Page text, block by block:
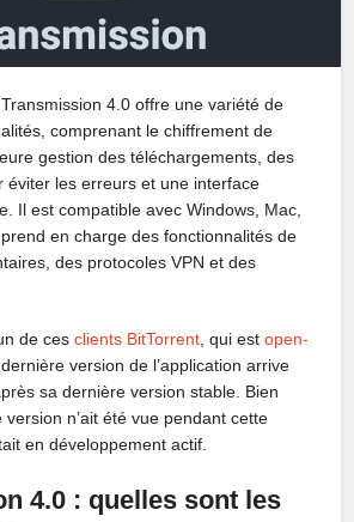
4.0 offre une variété de
comprenant le chiffrement de
gestion des téléchargements, des
éviter les erreurs et une interface
Il est compatible avec Windows, Mac,
en charge des fonctionnalités de
des protocoles VPN et des
de cesclients BitTorrent, qui estopen-
version de l’application arrive
sa dernière version stable. Bien
version n’ait été vue pendant cette
en développement actif.
4.0 : quelles sont les